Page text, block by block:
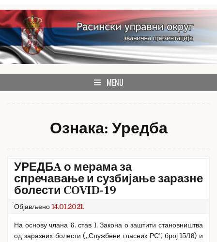
Skip
to
content
Расински округ
званична презентација Расинског управног округа
MENU
Ознака: Уредба
УРЕДБA о мерама за
спречавање и сузбијање заразне
болести COVID-19
Објављено 14.01.2021.
На основу члана 6. став 1. Закона о заштити становништва
од заразних болести („Службени гласник РС”, број 15/16) и